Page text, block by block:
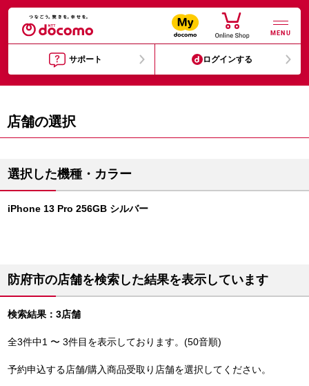
MENU
サポート ログインする
店舗の選択
選択した機種・カラー
iPhone 13 Pro 256GB シルバー
防府市の店舗を検索した結果を表示しています
検索結果：3店舗
全3件中1 〜 3件目を表示しております。(50音順)
予約申込する店舗/購入商品受取り店舗を選択してください。